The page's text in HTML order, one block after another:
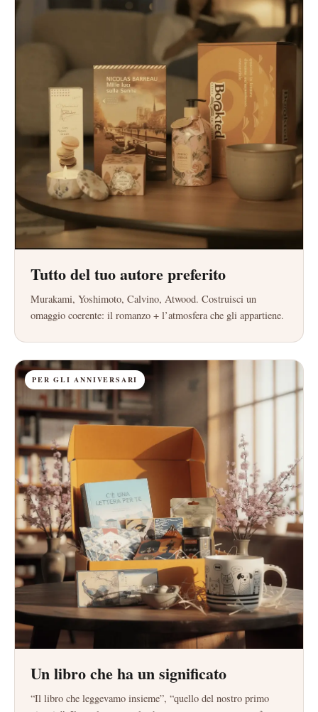
Tutto del tuo autore preferito
Murakami, Yoshimoto, Calvino, Atwood. Costruisci un
omaggio coerente: il romanzo + l’atmosfera che gli appartiene.
PER GLI ANNIVERSARI
Un libro che ha un significato
“Il libro che leggevamo insieme”, “quello del nostro primo